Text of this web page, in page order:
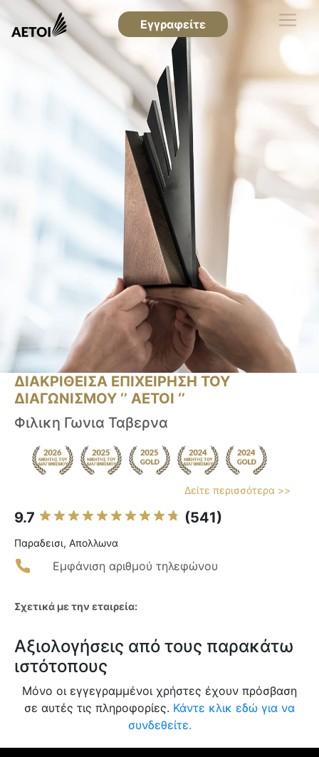
Εγγραφείτε
ΔΙΑΚΡΙΘΕΙΣΑ ΕΠΙΧΕΙΡΗΣΗ ΤΟΥ
ΔΙΑΓΩΝΙΣΜΟΥ ‘’ ΑΕΤΟΙ ‘’
Φιλικη Γωνια Ταβερνα
Δείτε περισσότερα >>
9.7 (541)
Παραδεισι, Απολλωνα
Εμφάνιση αριθμού τηλεφώνου
Σχετικά με την εταιρεία:
Αξιολογήσεις από τους παρακάτω
ιστότοπους
Μόνο οι εγγεγραμμένοι χρήστες έχουν πρόσβαση
σε αυτές τις πληροφορίες. Κάντε κλικ εδώ για να
συνδεθείτε.